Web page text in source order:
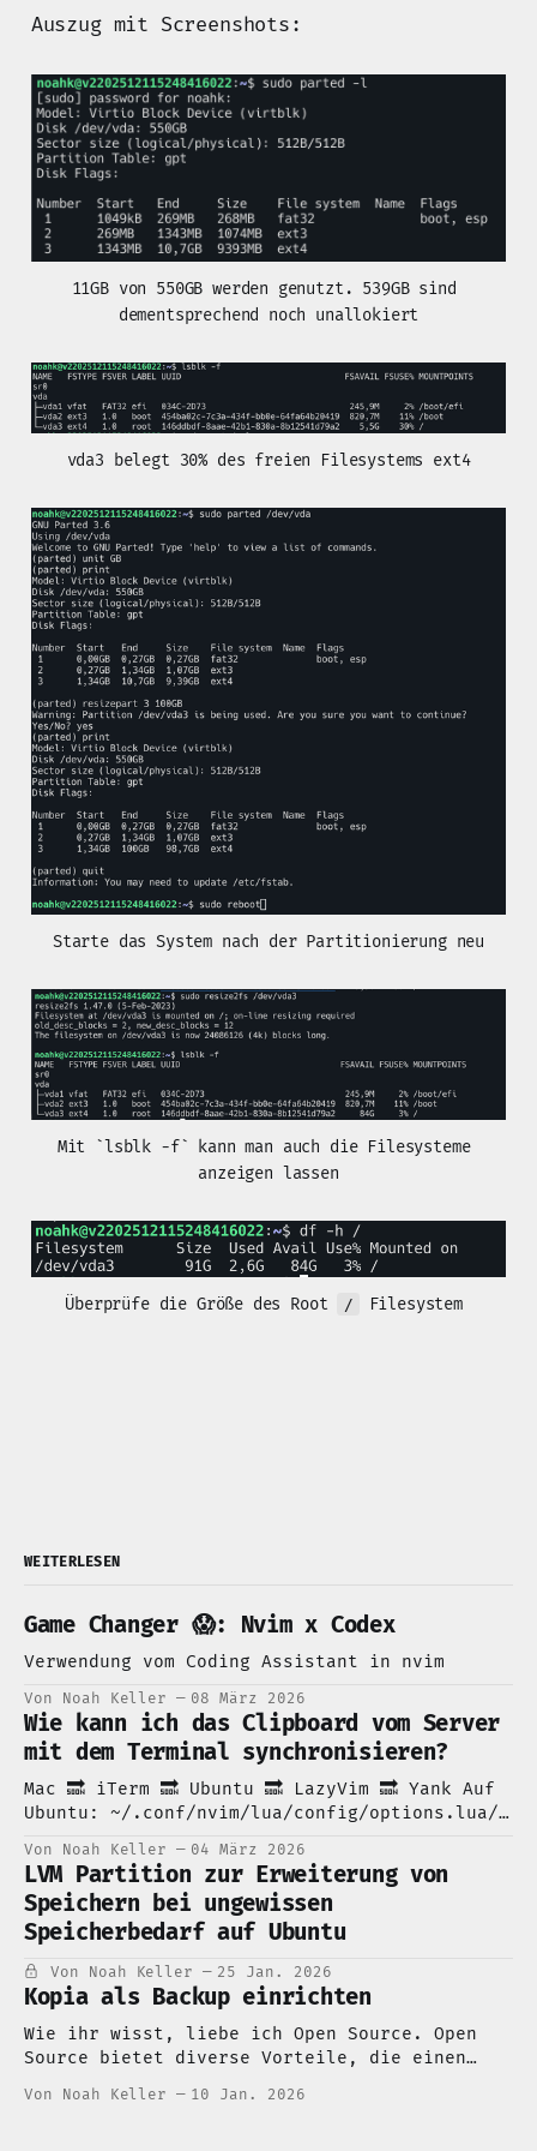
Auszug mit Screenshots:
11GB von 550GB werden genutzt. 539GB sind
dementsprechend noch unallokiert
vda3 belegt 30% des freien Filesystems ext4
Starte das System nach der Partitionierung neu
Mit `lsblk -f` kann man auch die Filesysteme
anzeigen lassen
Überprüfe die Größe des Root / Filesystem
WEITERLESEN
Game Changer 😱: Nvim x Codex
Verwendung vom Coding Assistant in nvim
Von Noah Keller 08 März 2026
Wie kann ich das Clipboard vom Server
mit dem Terminal synchronisieren?
Mac 🔜 iTerm 🔜 Ubuntu 🔜 LazyVim 🔜 Yank Auf
Ubuntu: ~/.conf/nvim/lua/config/options.lua/
synchronisiert man den nvim clipboard mit der
ubuntu system clipboard vim.o.clipboard =
'unnamedplus' vim.g.clipboard = { name = 'OSC
52', copy = { ['+'] = require('
Von Noah Keller 04 März 2026
LVM Partition zur Erweiterung von
Speichern bei ungewissen
Speicherbedarf auf Ubuntu
Von Noah Keller 25 Jan. 2026
Kopia als Backup einrichten
Wie ihr wisst, liebe ich Open Source. Open
Source bietet diverse Vorteile, die einen
Momentan brauche ich eine Backup-Lösung für
Von Noah Keller 10 Jan. 2026